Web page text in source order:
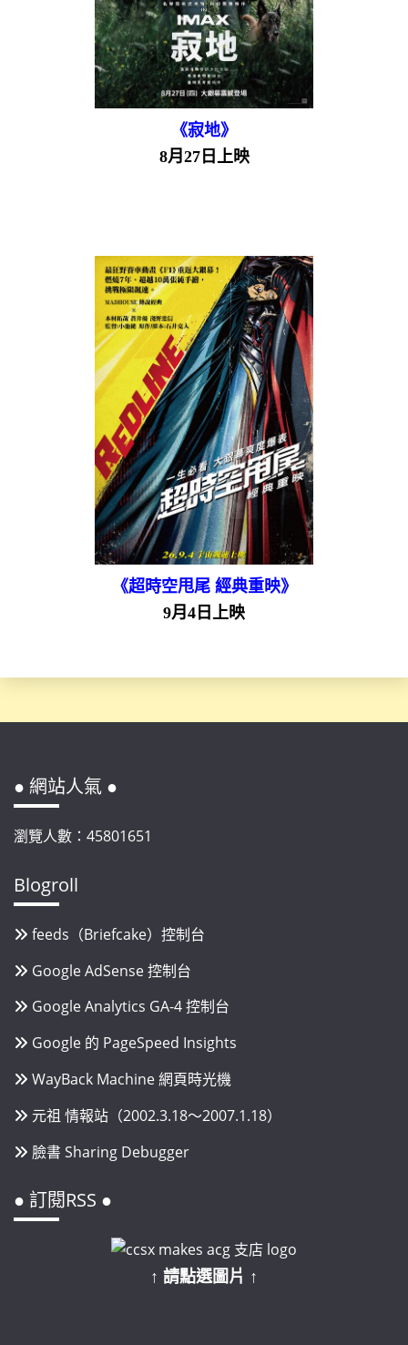
《寂地》
8月27日上映
《超時空甩尾 經典重映》
9月4日上映
● 網站人氣 ●
瀏覽人數：45801651
Blogroll
feeds（Briefcake）控制台
Google AdSense 控制台
Google Analytics GA-4 控制台
Google 的 PageSpeed Insights
WayBack Machine 網頁時光機
元祖 情報站（2002.3.18～2007.1.18）
臉書 Sharing Debugger
● 訂閱RSS ●
↑ 請點選圖片 ↑